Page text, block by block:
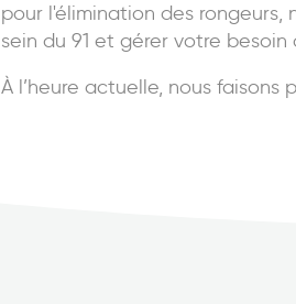
pour l'élimination des rongeurs,
sein du 91 et gérer votre
À l’heure actuelle, nous